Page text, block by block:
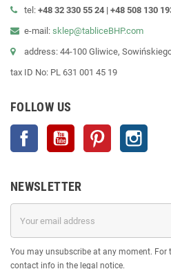
tel: +48 32 330 55 24 | +48 508 130
e-mail: sklep@tabliceBHP.com
address: 44-100 Gliwice,
tax ID No: PL 631 001 45 19
FOLLOW US
Facebook YouTube Pinterest
NEWSLETTER
You may unsubscribe at any moment. For
contact info in the legal notice.